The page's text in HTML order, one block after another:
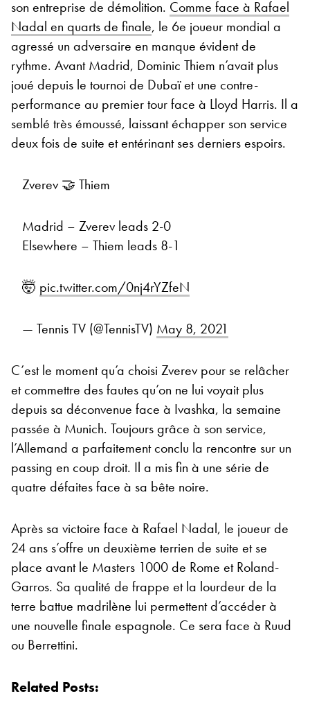
son entreprise de démolition. Comme face à Rafael
Nadal en quarts de finale, le 6e joueur mondial a
agressé un adversaire en manque évident de
rythme. Avant Madrid, Dominic Thiem n’avait plus
joué depuis le tournoi de Dubaï et une contre-
performance au premier tour face à Lloyd Harris. Il a
semblé très émoussé, laissant échapper son service
deux fois de suite et entérinant ses derniers espoirs.
Zverev 🤝 Thiem
Madrid – Zverev leads 2-0
Elsewhere – Thiem leads 8-1
🤯 pic.twitter.com/0nj4rYZfeN
— Tennis TV (@TennisTV) May 8, 2021
C’est le moment qu’a choisi Zverev pour se relâcher
et commettre des fautes qu’on ne lui voyait plus
depuis sa déconvenue face à Ivashka, la semaine
passée à Munich. Toujours grâce à son service,
l’Allemand a parfaitement conclu la rencontre sur un
passing en coup droit. Il a mis fin à une série de
quatre défaites face à sa bête noire.
Après sa victoire face à Rafael Nadal, le joueur de
24 ans s’offre un deuxième terrien de suite et se
place avant le Masters 1000 de Rome et Roland-
Garros. Sa qualité de frappe et la lourdeur de la
terre battue madrilène lui permettent d’accéder à
une nouvelle finale espagnole. Ce sera face à Ruud
ou Berrettini.
Related Posts: